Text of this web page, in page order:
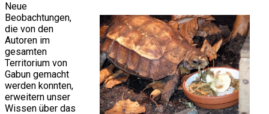
Neue
Beobachtungen,
die von den
Autoren im
gesamten
Territorium von
Gabun gemacht
werden konnten,
erweitern unser
Wissen über das